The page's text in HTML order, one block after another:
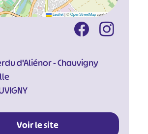
Leaflet |©OpenStreetMapcontributors
d'Aliénor - Chauvigny
Voir le site